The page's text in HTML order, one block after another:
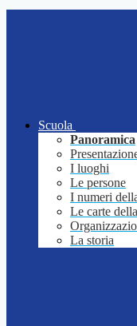
Scuola
Panoramica
I luoghi
Le persone
I numeri
Le carte
La storia